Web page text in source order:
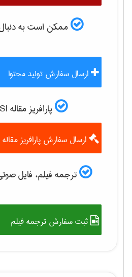
ممکن است به دنبال
ارسال سفارش تولید محتوا
پارافریز مقاله ISI و رفع plagiarism
ارسال سفارش پارافریز مقاله
ترجمه فیلم، فایل
ثبت سفارش ترجمه فیلم